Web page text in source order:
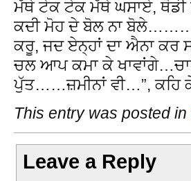
ਮੱਥੇ ਟੇਕ ਟੇਕ ਮੱਥੇ ਘਸਾਏ,
ਕਦੀ ਮੋਹ ਦੇ ਬੋਲ ਨਾ
ਕਰੂ, ਜਦ ਏਨ੍ਹਾਂ ਦਾ ਐਨਾ ਕਰ
ਚਲ ਆਪ ਕਮਾ ਕੇ
ਪੁੱਤ……ਜ਼ਮੀਨਾਂ ਵੀ…”, ਕਹਿ
This entry was posted in
Leave a Reply